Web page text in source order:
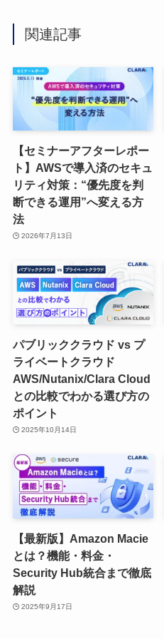
関連記事
【セミナーアフターレポー
ト】AWSで導入済のセキュ
リティ対策：“優先度を判
断できる運用”へ変える方
法
2026年7月13日
パブリッククラウド vs プ
ライベートクラウド
AWS/Nutanix/Clara Cloud
との比較でわかる選び方の
ポイント
2025年10月14日
【最新版】Amazon Macie
とは？機能・料金・
Security Hub統合まで徹底
解説
2025年9月17日